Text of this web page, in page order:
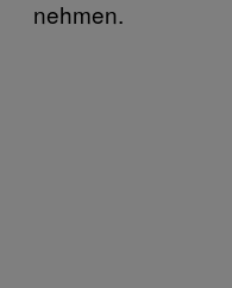
nehmen.